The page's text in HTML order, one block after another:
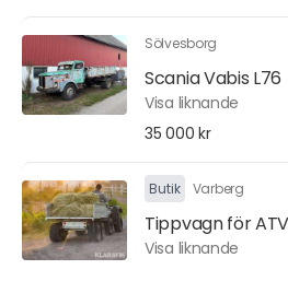
Sölvesborg
Scania Vabis L76
Visa liknande
35 000 kr
Butik Varberg
Tippvagn för
Visa liknande